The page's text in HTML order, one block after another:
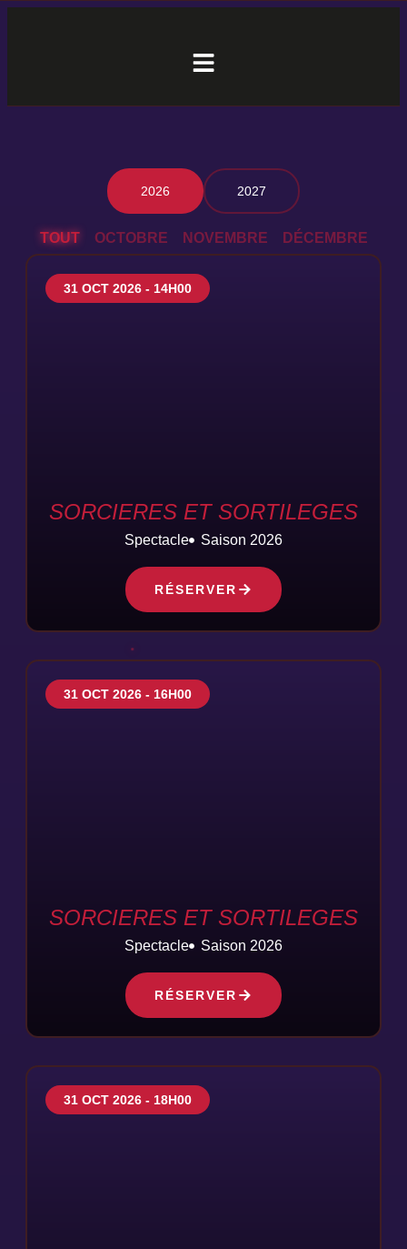
2026 2027
OCTOBRE NOVEMBRE DÉCEMBRE
TOUT
31 OCT 2026 - 14H00
SORCIERES ET SORTILEGES
Spectacle Saison 2026
RÉSERVER
31 OCT 2026 - 16H00
SORCIERES ET SORTILEGES
Spectacle Saison 2026
RÉSERVER
31 OCT 2026 - 18H00